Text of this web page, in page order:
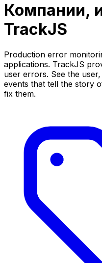
Компании,
TrackJS
Production error
applications. TrackJS
user errors. See the
events that tell the story
fix them.